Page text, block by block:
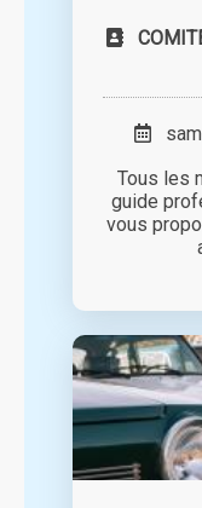
Tous les
guide
vous